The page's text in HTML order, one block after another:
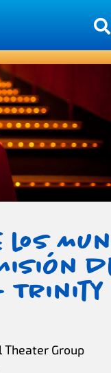
los
Trinity
Theater Group